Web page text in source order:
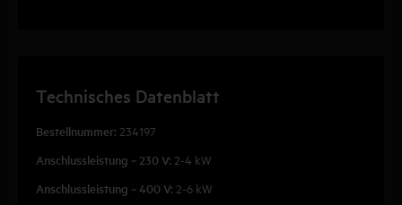
Technisches Datenblatt
Bestellnummer: 234197
Anschlussleistung ~ 230 V: 2-4 kW
Anschlussleistung ~ 400 V: 2-6 kW